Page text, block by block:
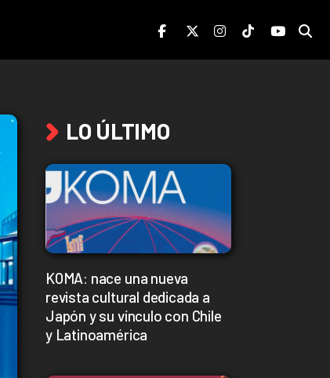
LO ÚLTIMO
KOMA: nace una nueva
revista cultural dedicada a
Japón y su vínculo con Chile
y Latinoamérica